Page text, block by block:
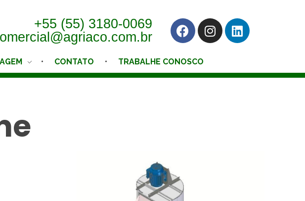
+55 (55) 3180-0069
CONTATO TRABALHE CONOSCO